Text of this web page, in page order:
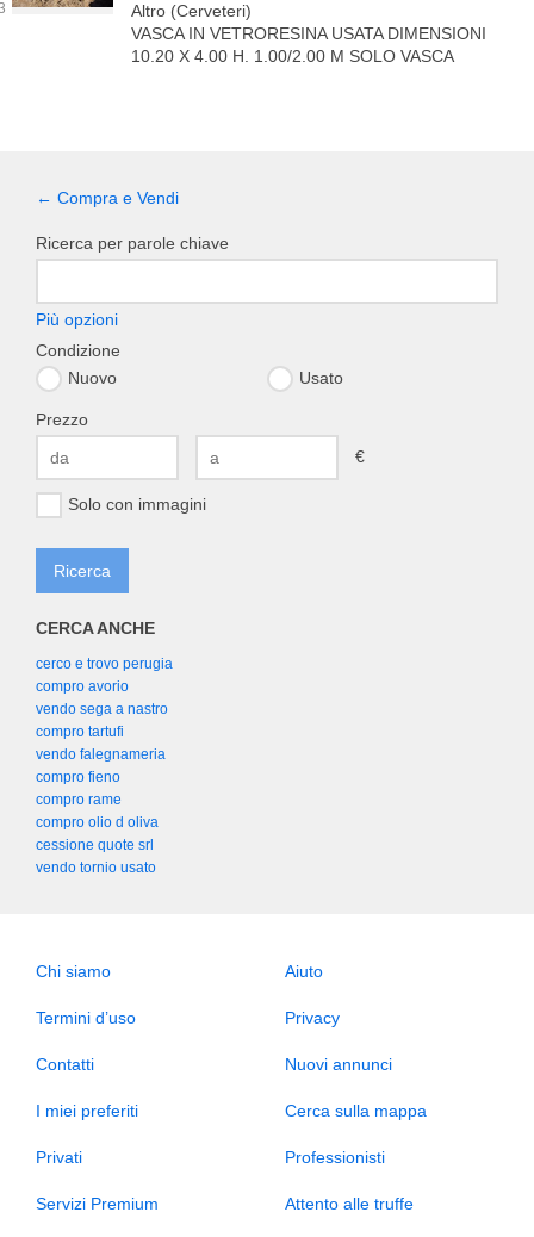
Altro (Cerveteri)
VASCA IN VETRORESINA USATA DIMENSIONI
10.20 X 4.00 H. 1.00/2.00 M SOLO VASCA
← Compra e Vendi
Ricerca per parole chiave
Più opzioni
Condizione
Nuovo
Usato
Prezzo
€
Solo con immagini
CERCA ANCHE
cerco e trovo perugia
compro avorio
vendo sega a nastro
compro tartufi
vendo falegnameria
compro fieno
compro rame
compro olio d oliva
cessione quote srl
vendo tornio usato
Chi siamo Aiuto
Termini d’uso Privacy
Contatti Nuovi annunci
I miei preferiti Cerca sulla mappa
Privati Professionisti
Servizi Premium Attento alle truffe